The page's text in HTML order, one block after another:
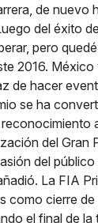
de nuevo
del éxito
pero
2016.
de hacer
se ha
reconocimiento
del Gran
del
La FIA
como cierre de
el final de